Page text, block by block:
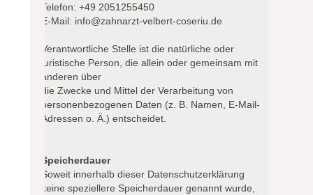
Telefon: +49 2051255450
E-Mail: info@zahnarzt-velbert-coseriu.de
Verantwortliche Stelle ist die natürliche oder
juristische Person, die allein oder gemeinsam mit
anderen über
die Zwecke und Mittel der Verarbeitung von
personenbezogenen Daten (z. B. Namen, E-Mail-
Adressen o. Ä.) entscheidet.
Speicherdauer
Soweit innerhalb dieser Datenschutzerklärung
keine speziellere Speicherdauer genannt wurde,